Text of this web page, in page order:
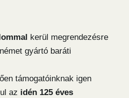
kerül megrendezésre
gyártó baráti
támogatóinknak igen
az idén 125 éves